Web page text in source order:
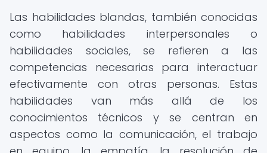
Las habilidades blandas, también conocidas
como habilidades interpersonales o
habilidades sociales, se refieren a las
competencias necesarias para interactuar
efectivamente con otras personas. Estas
habilidades van más allá de los
conocimientos técnicos y se centran en
aspectos como la comunicación, el trabajo